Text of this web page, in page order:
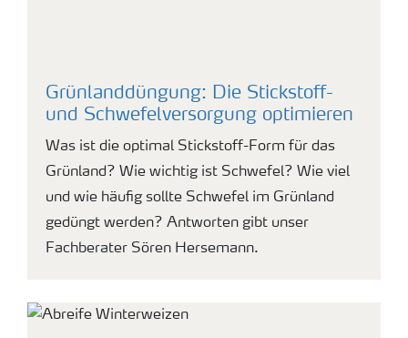
Grünlanddüngung: Die Stickstoff-
und Schwefelversorgung optimieren
Was ist die optimal Stickstoff-Form für das
Grünland? Wie wichtig ist Schwefel? Wie viel
und wie häufig sollte Schwefel im Grünland
gedüngt werden? Antworten gibt unser
Fachberater Sören Hersemann.